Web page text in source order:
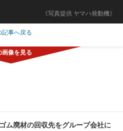
《写真提供 ヤマハ発動機》
記事へ戻る
ム廃材の回収先をグループ会社に